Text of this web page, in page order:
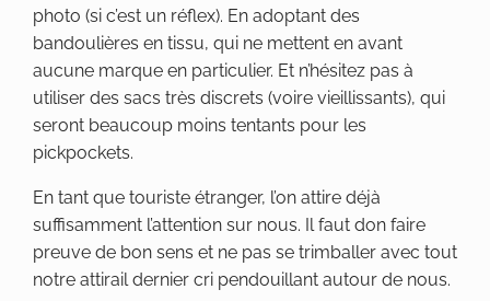
photo (si c’est un réflex). En adoptant des
bandoulières en tissu, qui ne mettent en avant
aucune marque en particulier. Et n’hésitez pas à
utiliser des sacs très discrets (voire vieillissants), qui
seront beaucoup moins tentants pour les
pickpockets.
En tant que touriste étranger, l’on attire déjà
suffisamment l’attention sur nous. Il faut don faire
preuve de bon sens et ne pas se trimballer avec tout
notre attirail dernier cri pendouillant autour de nous.